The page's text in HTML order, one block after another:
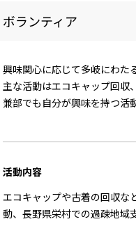
ボランティア
興味関心に応じて多岐にわた
主な活動はエコキャップ回収
兼部でも自分が興味を持つ活
活動内容
エコキャップや古着の回収な
動、長野県栄村での過疎地域